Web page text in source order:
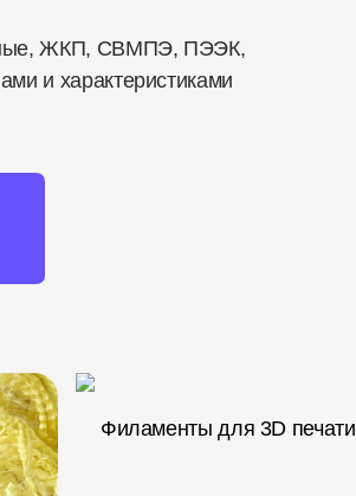
ЖКП, СВМПЭ, ПЭЭК,
и характеристиками
Филаменты для 3D печати